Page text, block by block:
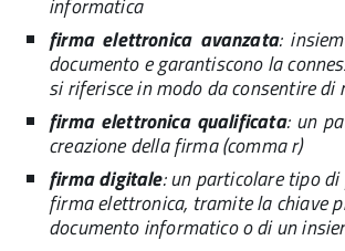
informatica
firma elettronica avanzata:
documento e garantiscono la
si riferisce in modo da consentire
firma elettronica qualificata: un
creazione della firma (comma r)
firma digitale: un particolare tipo
firma elettronica, tramite la chiave
documento informatico o di un